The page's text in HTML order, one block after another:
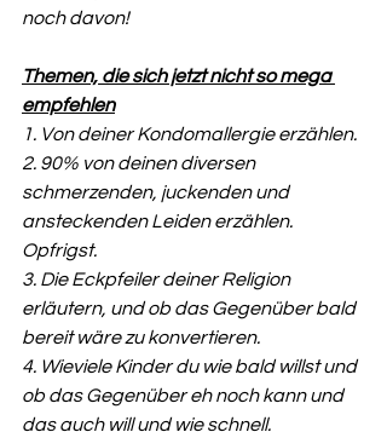
noch davon!
Themen, die sich jetzt nicht so mega
empfehlen
1. Von deiner Kondomallergie erzählen.
2. 90% von deinen diversen
schmerzenden, juckenden und
ansteckenden Leiden erzählen.
Opfrigst.
3. Die Eckpfeiler deiner Religion
erläutern, und ob das Gegenüber bald
bereit wäre zu konvertieren.
4. Wieviele Kinder du wie bald willst und
ob das Gegenüber eh noch kann und
das auch will und wie schnell.